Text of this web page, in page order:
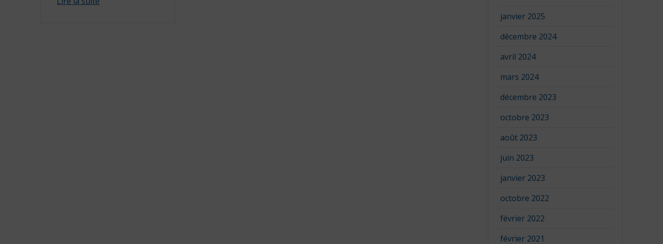
janvier 2025
décembre 2024
avril 2024
mars 2024
décembre 2023
octobre 2023
août 2023
juin 2023
janvier 2023
octobre 2022
février 2022
février 2021